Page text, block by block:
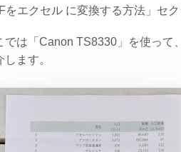
をエクセル に変換する方法」セ
では「Canon TS8330」を使って
します。